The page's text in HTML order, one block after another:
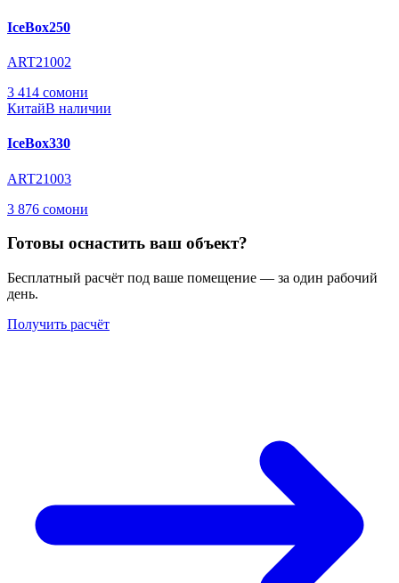
IceBox250
ART21002
3 414 сомони
КитайВ наличии
IceBox330
ART21003
3 876 сомони
Готовы оснастить ваш объект?
Бесплатный расчёт под ваше помещение — за один рабочий
день.
Получить расчёт